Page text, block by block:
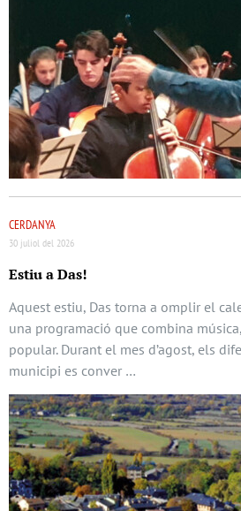
CERDANYA
30 juliol del 2026
Estiu a Das!
Aquest estiu, Das torna a omplir el
una programació que combina
popular. Durant el mes d’agost, els
municipi es conver …